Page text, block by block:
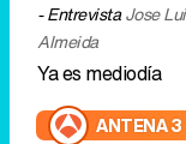
- EntrevistaJose
Almeida
Ya es mediodía
ANTENA 3